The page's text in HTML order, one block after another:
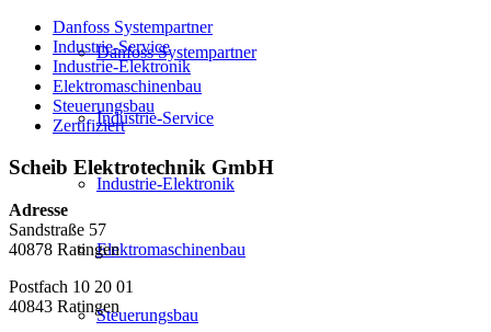
Danfoss Systempartner
Industrie-Service
Industrie-Elektronik
Elektromaschinenbau
Steuerungsbau
Danfoss Systempartner
Industrie-Service
Industrie-Elektronik
Elektromaschinenbau
Steuerungsbau
Zertifiziert
Scheib Elektrotechnik GmbH
Adresse
Sandstraße 57
40878 Ratingen
Postfach 10 20 01
40843 Ratingen